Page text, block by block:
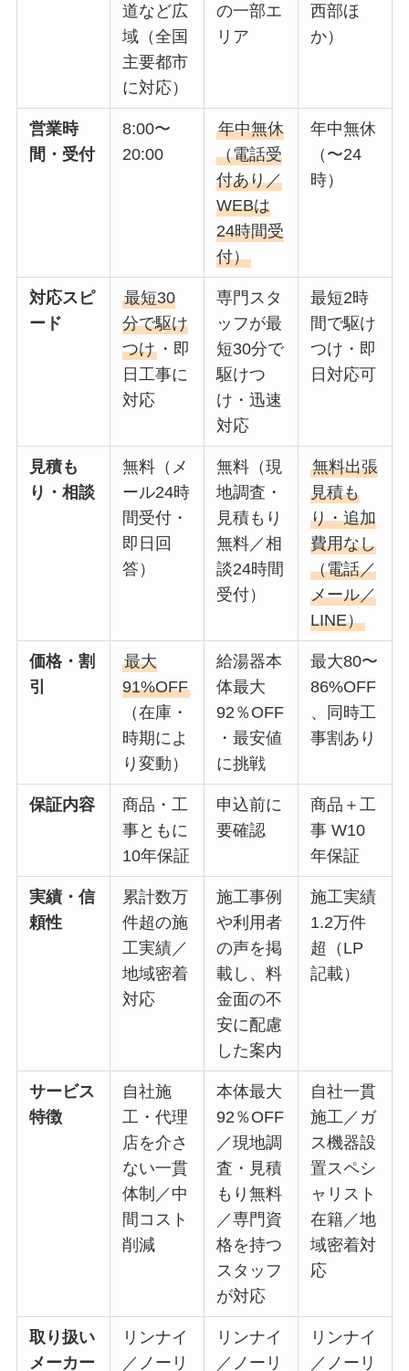
道など広
域（全国
主要都市
に対応）
の一部エ
リア
西部ほ
か）
営業時
間・受付
8:00〜
20:00
年中無休
（電話受
付あり／
WEBは
24時間受
付）
年中無休
（〜24
時）
対応スピ
ード
最短30
分で駆け
つけ ・即
日工事に
対応
専門スタ
ッフが最
短30分で
駆けつ
け・迅速
対応
最短2時
間で駆け
つけ・即
日対応可
見積も
り・相談
無料（メ
ール24時
間受付・
即日回
答）
無料（現
地調査・
見積もり
無料／相
談24時間
受付）
無料出張
見積も
り・追加
費用なし
（電話／
メール／
LINE）
価格・割
引
最大
91%OFF
（在庫・
時期によ
り変動）
給湯器本
体最大
92％OFF
・最安値
に挑戦
最大80〜
86%OFF
、同時工
事割あり
保証内容
商品・工
事ともに
10年保証
申込前に
要確認
商品＋工
事 W10
年保証
実績・信
頼性
累計数万
件超の施
工実績／
地域密着
対応
施工事例
や利用者
の声を掲
載し、料
金面の不
安に配慮
した案内
施工実績
1.2万件
超（LP
記載）
サービス
特徴
自社施
工・代理
店を介さ
ない一貫
体制／中
間コスト
削減
本体最大
92％OFF
／現地調
査・見積
もり無料
／専門資
格を持つ
スタッフ
が対応
自社一貫
施工／ガ
ス機器設
置スペシ
ャリスト
在籍／地
域密着対
応
取り扱い
メーカー
リンナイ
／ノーリ
リンナイ
／ノーリ
リンナイ
／ノーリ